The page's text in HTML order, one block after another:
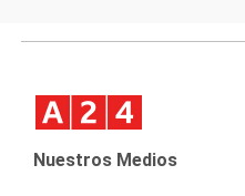
Nuestros Medios